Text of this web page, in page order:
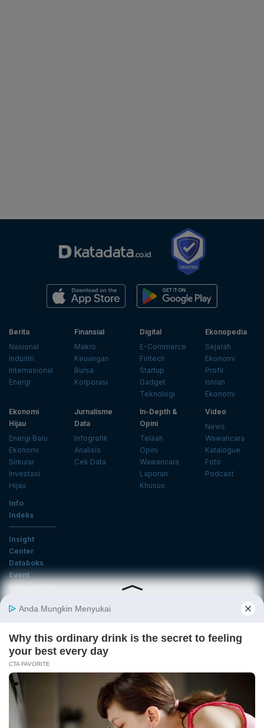
Berita
Nasional
Industri
Internasional
Energi
Finansial
Makro
Keuangan
Bursa
Korporasi
Digital
E-Commerce
Fintech
Startup
Gadget
Teknologi
Ekonopedia
Sejarah
Ekonomi
Profil
Istilah
Ekonomi
Ekonomi
Hijau
Energi Baru
Ekonomi
Sirkular
Investasi
Hijau
Jurnalisme
Data
Infografik
Analisis
Cek Data
In-Depth &
Opini
Telaah
Opini
Wawancara
Laporan
Khusus
Video
News
Wawancara
Katalogue
Foto
Podcast
Info
Indeks
Insight
Center
Databoks
Event
KatadataOto
Email
Daftar
Tentang Katadata Advertising Karier
Pedoman Media Siber